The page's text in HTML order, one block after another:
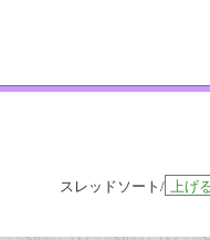
スレッドソート/